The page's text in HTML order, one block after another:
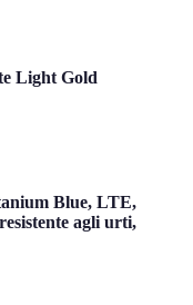
Light Gold
Blue, LTE,
agli urti,